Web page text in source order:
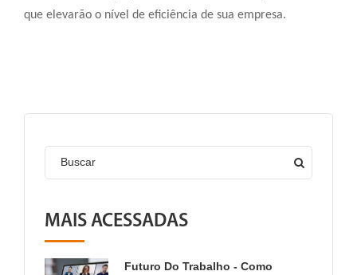
que elevarão o nível de eficiência de sua empresa.
Buscar
MAIS ACESSADAS
Futuro Do Trabalho - Como